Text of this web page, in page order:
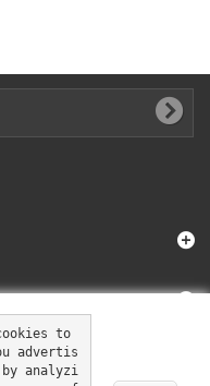
to
advertis
analyzi